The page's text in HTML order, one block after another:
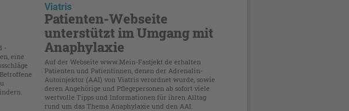
eine
Viatris
Patienten-Webseite
unterstützt im Umgang mit
Anaphylaxie
Auf der Webseite www.Mein-Fastjekt.de erhalten
Patienten und Patientinnen, denen der Adrenalin-
Autoinjektor (AAI) von Viatris verordnet wurde, sowie
deren Angehörige und Pflegepersonen ab sofort viele
wertvolle Tipps und Informationen für ihren Alltag
rund um das Thema Anaphylaxie und den AAI.